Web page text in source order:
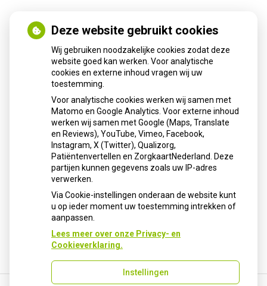
Nieuws
Sinds huisartsen afslankmedicijnen mogen voorschrijven,
neemt gebruik toe
Schurft sinds corona geen vergeten ziekte meer: aantal
uitbraken fors gestegen
Stoppen met afslankmedicijnen betekent zonder
leefstijlaanpassingen weer gewichtstoename
Kookadvies drinkwater in provincie Utrecht vanwege
besmetting
Terugroepactie babyvoeding Nestlé: bacterie kan baby’s
ziek maken
Deze website gebruikt cookies
Wij gebruiken noodzakelijke cookies zodat deze
website goed kan werken. Voor analytische
cookies en externe inhoud vragen wij uw
toestemming.
Voor analytische cookies werken wij samen met
Matomo en Google Analytics. Voor externe inhoud
werken wij samen met Google (Maps, Translate
en Reviews), YouTube, Vimeo, Facebook,
Instagram, X (Twitter), Qualizorg,
Patiëntenvertellen en ZorgkaartNederland. Deze
partijen kunnen gegevens zoals uw IP-adres
verwerken.
Via Cookie-instellingen onderaan de website kunt
u op ieder moment uw toestemming intrekken of
aanpassen.
Lees meer over onze Privacy- en
Cookieverklaring.
Instellingen